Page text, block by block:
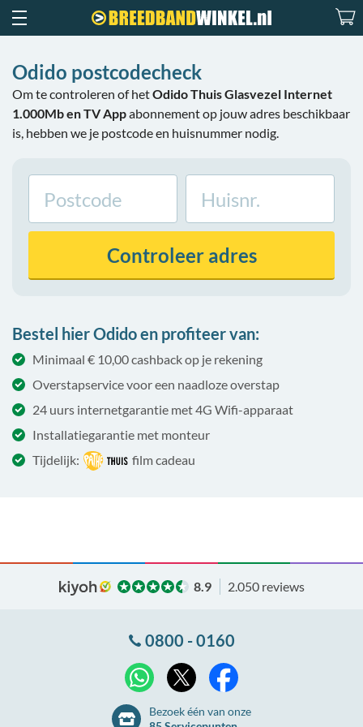
Odido postcodecheck
Om te controleren of hetOdido Thuis Glasvezel Internet
1.000Mb en TV Appabonnement op jouw adres beschikbaar
is, hebben we je postcode en huisnummer nodig.
Controleeradres
Bestel hier Odido en profiteer van:
Minimaal € 10,00 cashback op je rekening
Overstapservice voor een naadloze overstap
24 uurs internetgarantie met 4G Wifi-apparaat
Installatiegarantie met monteur
Tijdelijk:
film cadeau
8.9 2.050 reviews
0800 - 0160
WhatsApp
Bezoek één van onze